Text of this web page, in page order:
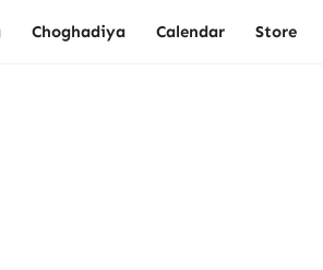
Choghadiya Calendar Store